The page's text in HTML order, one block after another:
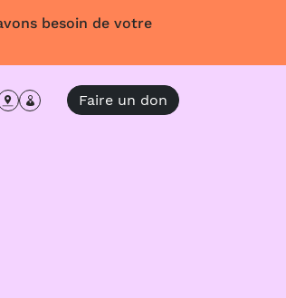
besoin de votre
Faire un don